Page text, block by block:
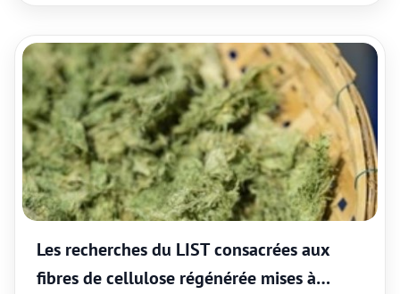
Les recherches du LIST consacrées aux
fibres de cellulose régénérée mises à